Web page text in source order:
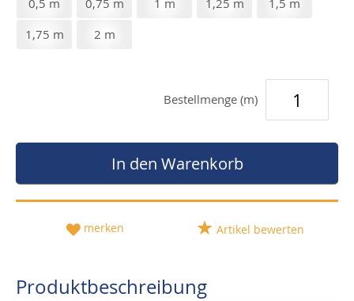
0,5 m 0,75 m 1 m 1,25 m
1,5 m
1,75 m
2 m
Bestellmenge (m)
In den Warenkorb
merken Artikel bewerten
Produktbeschreibung